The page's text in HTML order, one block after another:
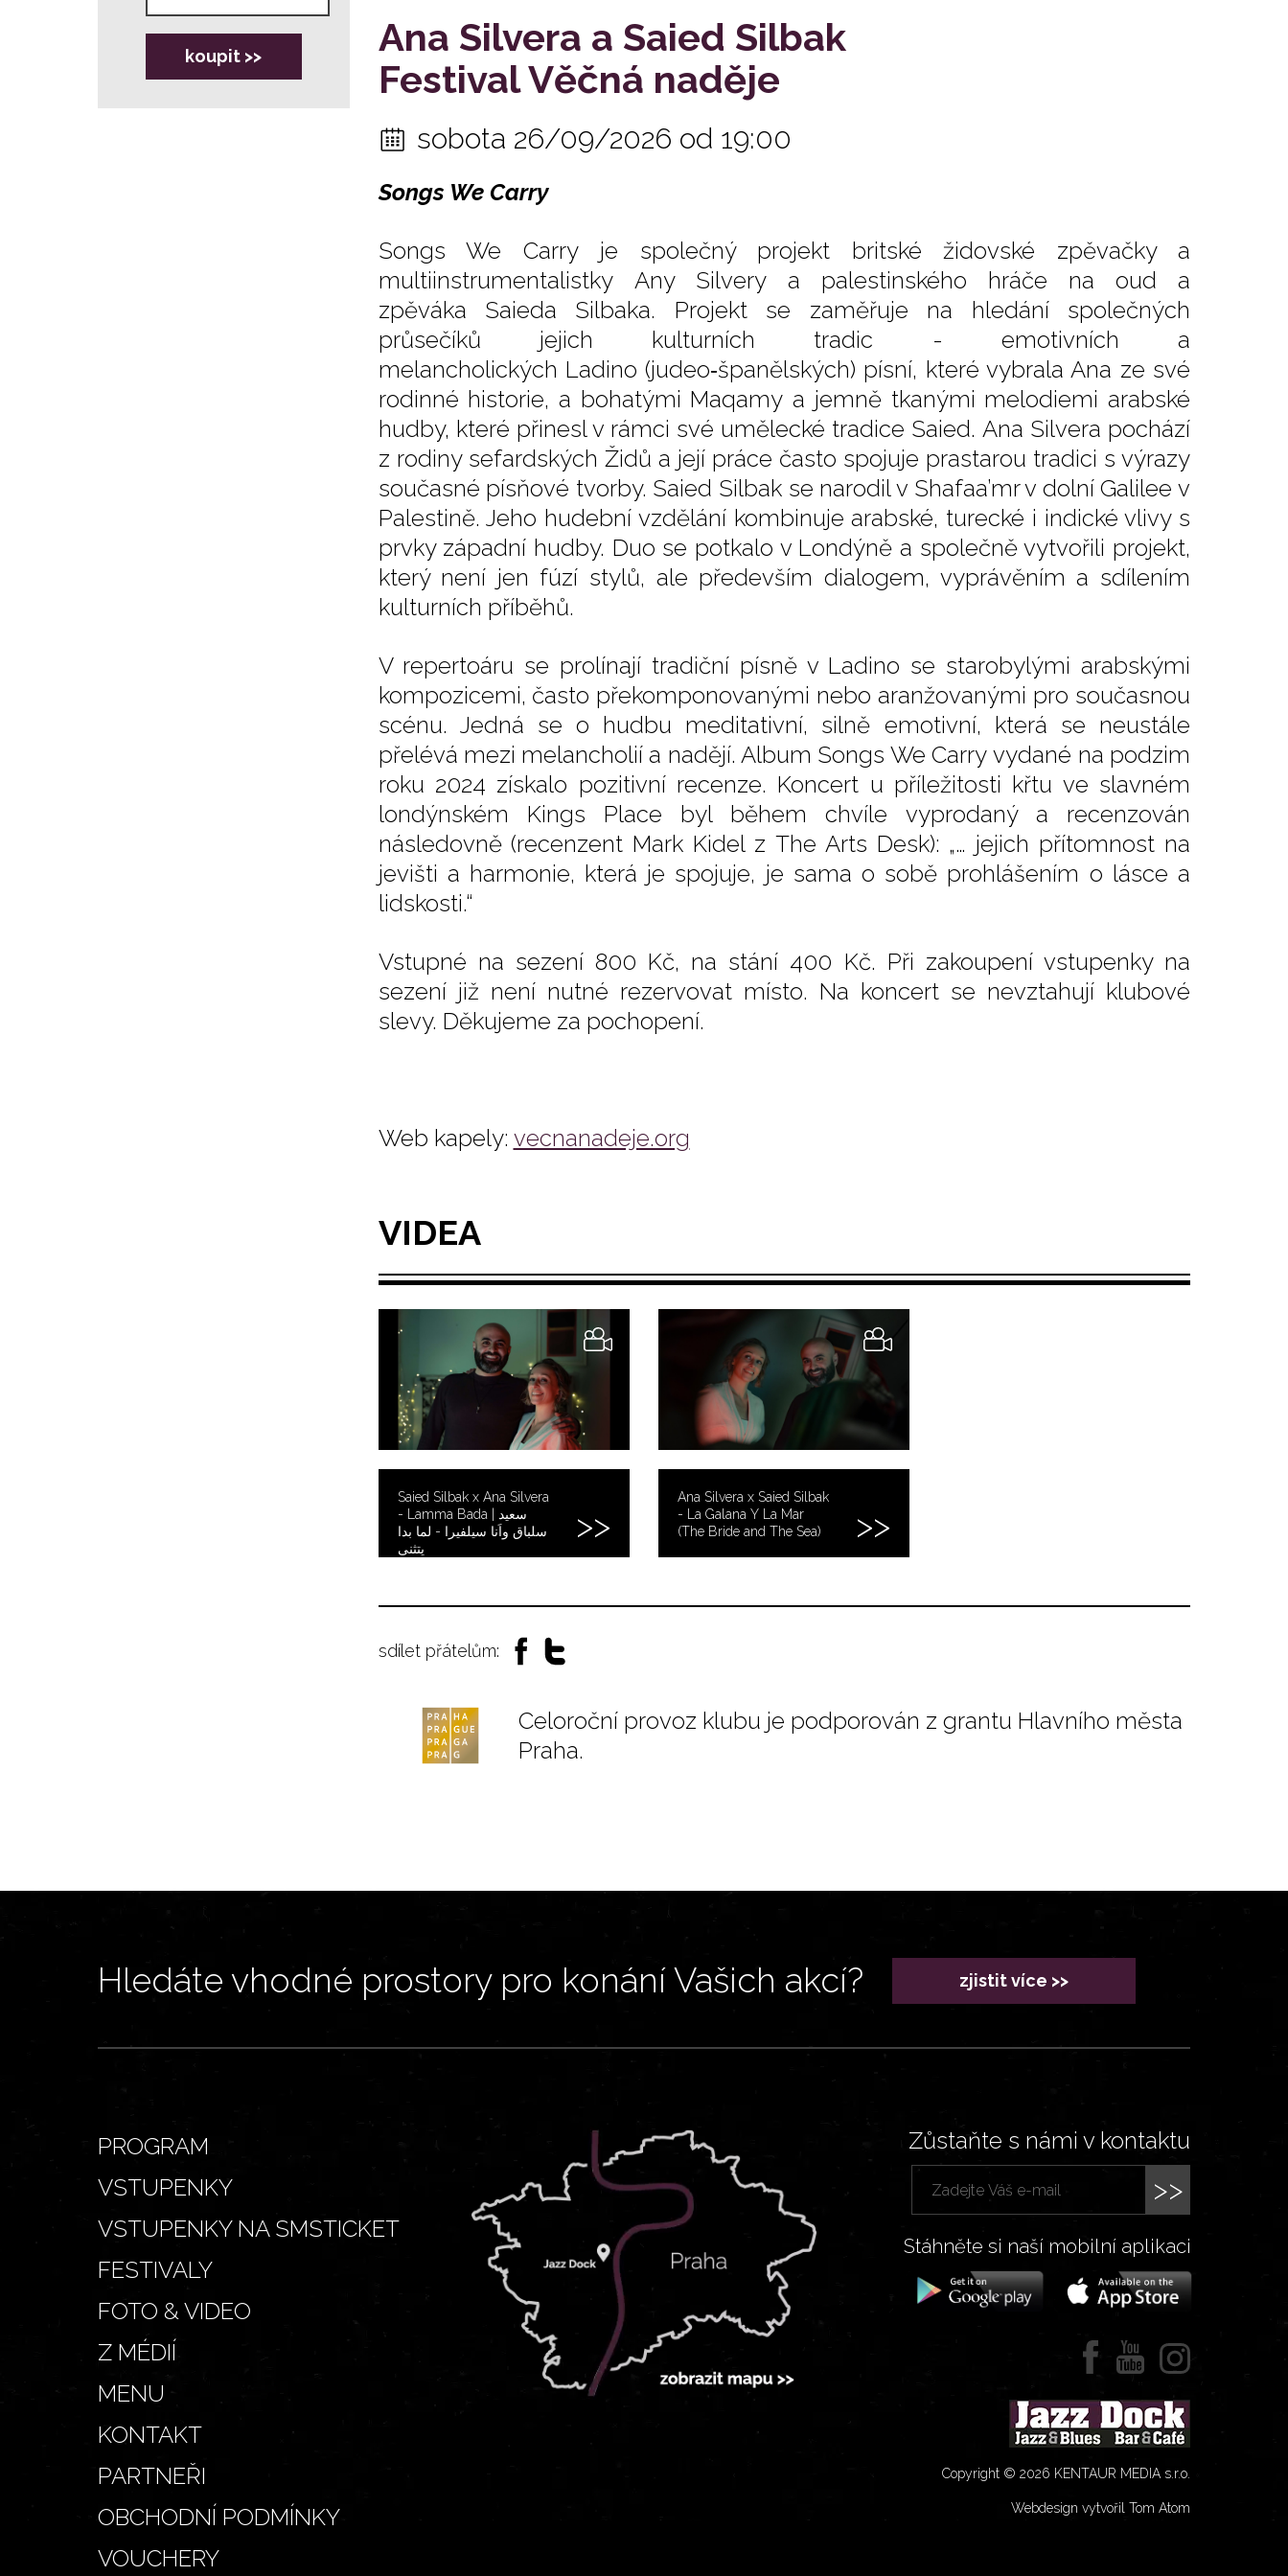
Ana Silvera a Saied Silbak
Festival Věčná naděje
sobota 26/09/2026 od 19:00
Songs We Carry
Songs We Carry je společný projekt britské židovské zpěvačky a
multiinstrumentalistky Any Silvery a palestinského hráče na oud a
zpěváka Saieda Silbaka. Projekt se zaměřuje na hledání společných
průsečíků jejich kulturních tradic - emotivních a
melancholických Ladino (judeo‑španělských) písní, které vybrala Ana ze své
rodinné historie, a bohatými Maqamy a jemně tkanými melodiemi arabské
hudby, které přinesl v rámci své umělecké tradice Saied. Ana Silvera pochází
z rodiny sefardských Židů a její práce často spojuje prastarou tradici s výrazy
současné písňové tvorby. Saied Silbak se narodil v Shafaa’mr v dolní Galilee v
Palestině. Jeho hudební vzdělání kombinuje arabské, turecké i indické vlivy s
prvky západní hudby. Duo se potkalo v Londýně a společně vytvořili projekt,
který není jen fúzí stylů, ale především dialogem, vyprávěním a sdílením
kulturních příběhů.
V repertoáru se prolínají tradiční písně v Ladino se starobylými arabskými
kompozicemi, často překomponovanými nebo aranžovanými pro současnou
scénu. Jedná se o hudbu meditativní, silně emotivní, která se neustále
přelévá mezi melancholií a nadějí. Album Songs We Carry vydané na podzim
roku 2024 získalo pozitivní recenze. Koncert u příležitosti křtu ve slavném
londýnském Kings Place byl během chvíle vyprodaný a recenzován
následovně (recenzent Mark Kidel z The Arts Desk): „… jejich přítomnost na
jevišti a harmonie, která je spojuje, je sama o sobě prohlášením o lásce a
lidskosti.“
Vstupné na sezení 800 Kč, na stání 400 Kč. Při zakoupení vstupenky na
sezení již není nutné rezervovat místo. Na koncert se nevztahují klubové
slevy. Děkujeme za pochopení.
Web kapely: vecnanadeje.org
koupit >>
VIDEA
Saied Silbak x Ana Silvera
- Lamma Bada | سعيد
سلباق واَنا سيلفيرا - لما بدا
يتثنى
Ana Silvera x Saied Silbak
- La Galana Y La Mar
(The Bride and The Sea)
sdílet přátelům:
Celoroční provoz klubu je podporován z grantu Hlavního města
Praha.
Hledáte vhodné prostory pro konání Vašich akcí? zjistit více >>
PROGRAM
VSTUPENKY
VSTUPENKY NA SMSTICKET
FESTIVALY
FOTO & VIDEO
Z MÉDIÍ
MENU
KONTAKT
PARTNEŘI
OBCHODNÍ PODMÍNKY
VOUCHERY
Zůstaňte s námi v kontaktu
>>
Stáhněte si naší mobilní aplikaci
Copyright © 2026 KENTAUR MEDIA s.r.o.
Webdesign vytvořil Tom Atom